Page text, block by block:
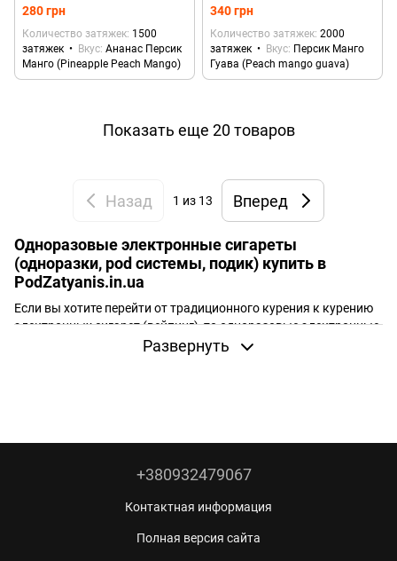
5% (Под система эльф бар
люкс Ананас Персик Манго) |
Оригинал
280 грн
Количество затяжек 1500
затяжек
Вкус Ананас Персик
Манго (Pineapple Peach Mango)
система Эльф Бар Персик
манго гуава) | Оригинал
340 грн
Количество затяжек 2000
затяжек
Вкус Персик Манго
Гуава (Peach mango guava)
Показать еще 20 товаров
Назад 1 из 13 Вперед
Одноразовые электронные сигареты
(одноразки, pod системы, подик) купить в
PodZatyanis.in.ua
Если вы хотите перейти от традиционного курения к курению
электронных сигарет (вейпинг), то одноразовые электронные
сигареты (также известны как электронки, одноразки, под
одноразовые Pod системы! Многие считают под системы
готовы к курению (парению) и не требуют времязатратной
электронные сигареты бывают с разным уровнем никотина -
Развернуть
+380932479067
Контактная информация
Полная версия сайта